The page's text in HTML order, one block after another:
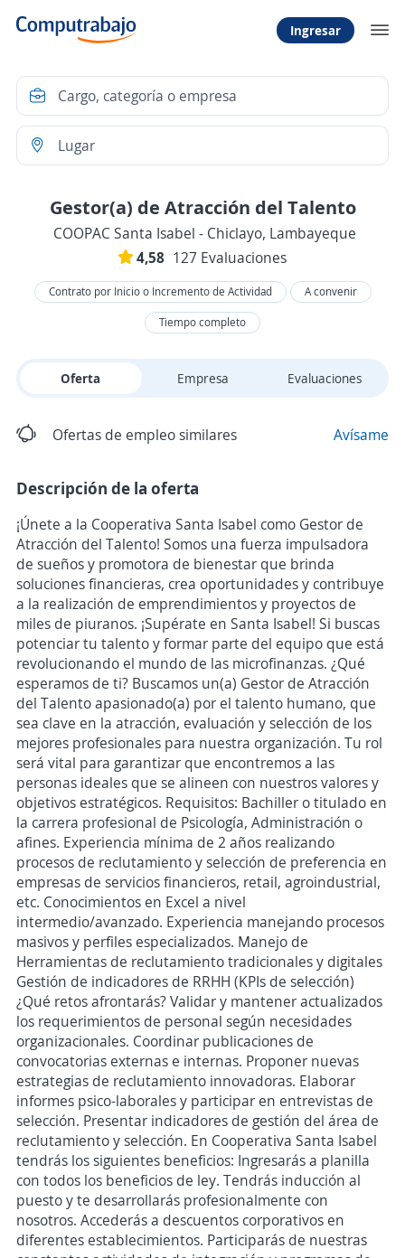
Ingresar
Gestor(a) de Atracción del Talento
COOPAC Santa Isabel - Chiclayo, Lambayeque
4,58 127 Evaluaciones
Contrato por Inicio o Incremento de Actividad
A convenir
Tiempo completo
Oferta Empresa Evaluaciones
Ofertas de empleo similares Avísame
Descripción de la oferta
¡Únete a la Cooperativa Santa Isabel como Gestor de
Atracción del Talento! Somos una fuerza impulsadora
de sueños y promotora de bienestar que brinda
soluciones financieras, crea oportunidades y contribuye
a la realización de emprendimientos y proyectos de
miles de piuranos. ¡Supérate en Santa Isabel! Si buscas
potenciar tu talento y formar parte del equipo que está
revolucionando el mundo de las microfinanzas. ¿Qué
esperamos de ti? Buscamos un(a) Gestor de Atracción
del Talento apasionado(a) por el talento humano, que
sea clave en la atracción, evaluación y selección de los
mejores profesionales para nuestra organización. Tu rol
será vital para garantizar que encontremos a las
personas ideales que se alineen con nuestros valores y
objetivos estratégicos. Requisitos: Bachiller o titulado en
la carrera profesional de Psicología, Administración o
afines. Experiencia mínima de 2 años realizando
procesos de reclutamiento y selección de preferencia en
empresas de servicios financieros, retail, agroindustrial,
etc. Conocimientos en Excel a nivel
intermedio/avanzado. Experiencia manejando procesos
masivos y perfiles especializados. Manejo de
Herramientas de reclutamiento tradicionales y digitales
Gestión de indicadores de RRHH (KPIs de selección)
¿Qué retos afrontarás? Validar y mantener actualizados
los requerimientos de personal según necesidades
organizacionales. Coordinar publicaciones de
convocatorias externas e internas. Proponer nuevas
estrategias de reclutamiento innovadoras. Elaborar
informes psico-laborales y participar en entrevistas de
selección. Presentar indicadores de gestión del área de
reclutamiento y selección. En Cooperativa Santa Isabel
tendrás los siguientes beneficios: Ingresarás a planilla
con todos los beneficios de ley. Tendrás inducción al
puesto y te desarrollarás profesionalmente con
nosotros. Accederás a descuentos corporativos en
diferentes establecimientos. Participarás de nuestras